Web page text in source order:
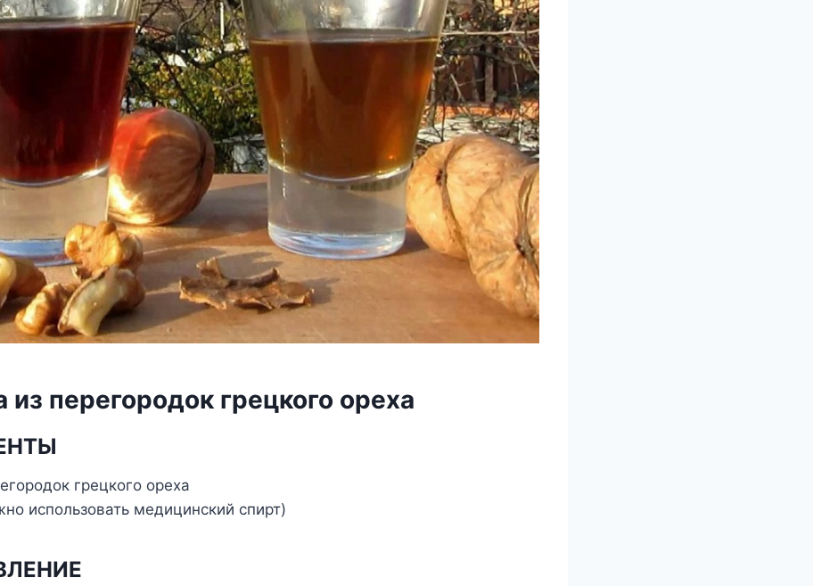
из перегородок грецкого ореха
грецкого ореха
использовать медицинский спирт)